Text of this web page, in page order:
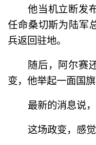
他当机立断发
任命桑切斯为陆军
兵返回驻地。
随后，阿尔赛
变，他举起一面国
最新的消息说
这场政变，感